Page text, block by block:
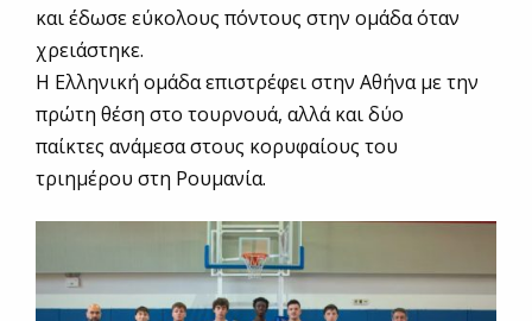
και έδωσε εύκολους πόντους στην ομάδα όταν
χρειάστηκε.
Η Ελληνική ομάδα επιστρέφει στην Αθήνα με την
πρώτη θέση στο τουρνουά, αλλά και δύο
παίκτες ανάμεσα στους κορυφαίους του
τριημέρου στη Ρουμανία.